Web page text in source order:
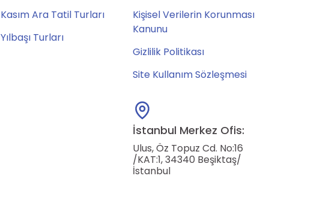
Kasım Ara Tatil Turları
Yılbaşı Turları
Kişisel Verilerin Korunması
Kanunu
Gizlilik Politikası
Site Kullanım Sözleşmesi
İstanbul Merkez Ofis:
Ulus, Öz Topuz Cd. No:16
/KAT:1, 34340 Beşiktaş/
İstanbul